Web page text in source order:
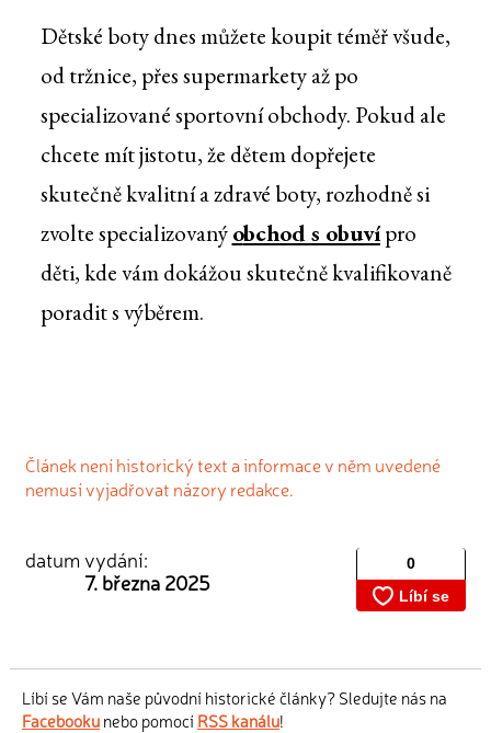
Dětské boty dnes můžete koupit téměř všude,
od tržnice, přes supermarkety až po
specializované sportovní obchody. Pokud ale
chcete mít jistotu, že dětem dopřejete
skutečně kvalitní a zdravé boty, rozhodně si
zvolte specializovanýobchod s obuvípro
děti, kde vám dokážou skutečně kvalifikovaně
poradit s výběrem.
Článek není historický text a informace v něm uvedené
nemusí vyjadřovat názory redakce.
datum vydání:
7. března 2025
Líbí se Vám naše původní historické články? Sledujte nás na
Facebookunebo pomocí RSS kanálu!